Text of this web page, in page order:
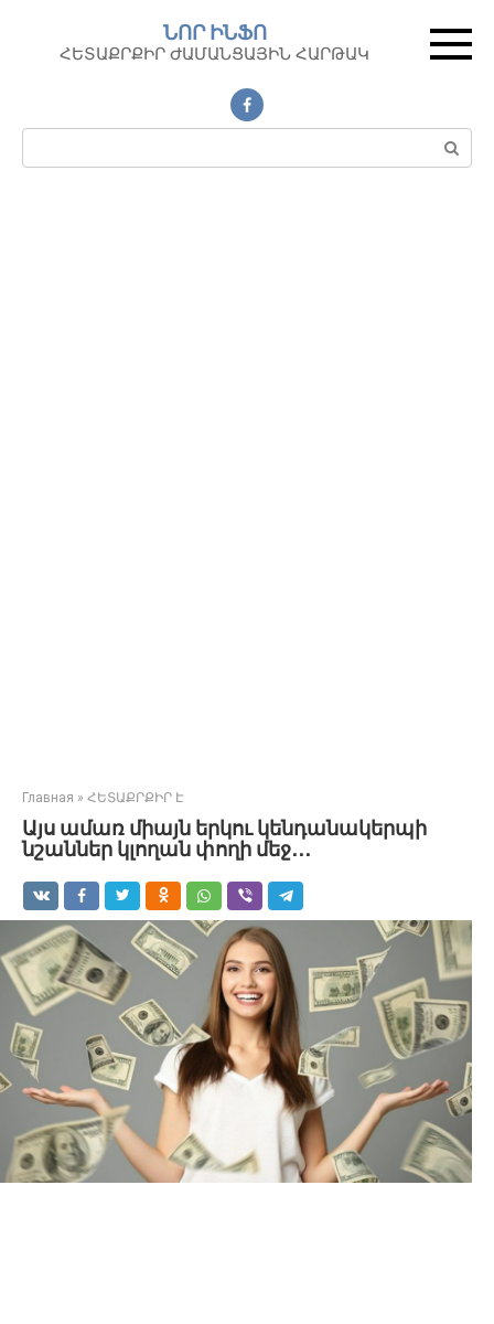
контенту
ՆՈՐ ԻՆՖՈ
ՀԵՏԱՔՐՔԻՐ ԺԱՄԱՆՑԱՅԻՆ ՀԱՐԹԱԿ
Поиск:
Главная » ՀԵՏԱՔՐՔԻՐ Է
Այս ամառ միայն երկու կենդանակերպի
նշաններ կլողան փողի մեջ․․․